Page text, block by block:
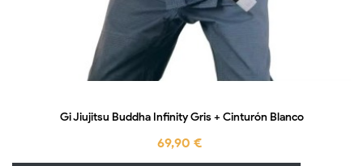
Gi Jiujitsu Buddha Infinity Gris + Cinturón Blanco
69,90 €